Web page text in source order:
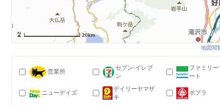
20km
地図閲
営業所
セブン-イレブ
ン
ファミリー
ート
ニューデイズ
デイリーヤマザ
キ
ポプラ